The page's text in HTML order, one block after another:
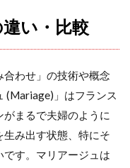
い・比較
合わせ」の技術や概念
(Mariage)」はフランス
まるで夫婦のように
み出す状態、特にそ
す。マリアージュは